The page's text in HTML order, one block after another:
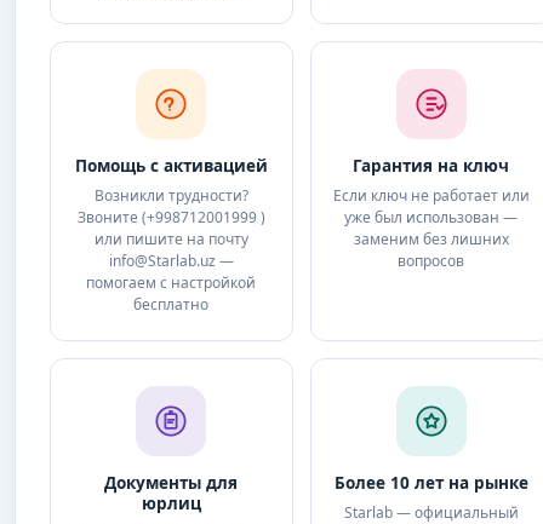
Помощь с активацией
Возникли трудности?
Звоните (+998712001999 )
или пишите на почту
info@Starlab.uz —
помогаем с настройкой
бесплатно
Гарантия на ключ
Если ключ не работает или
уже был использован —
заменим без лишних
вопросов
Документы для
юрлиц
Более 10 лет на рынке
Starlab — официальный